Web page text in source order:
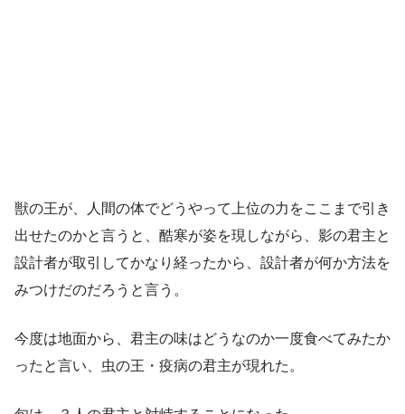
獣の王が、人間の体でどうやって上位の力をここまで引き
出せたのかと言うと、酷寒が姿を現しながら、影の君主と
設計者が取引してかなり経ったから、設計者が何か方法を
みつけだのだろうと言う。
今度は地面から、君主の味はどうなのか一度食べてみたか
ったと言い、虫の王・疫病の君主が現れた。